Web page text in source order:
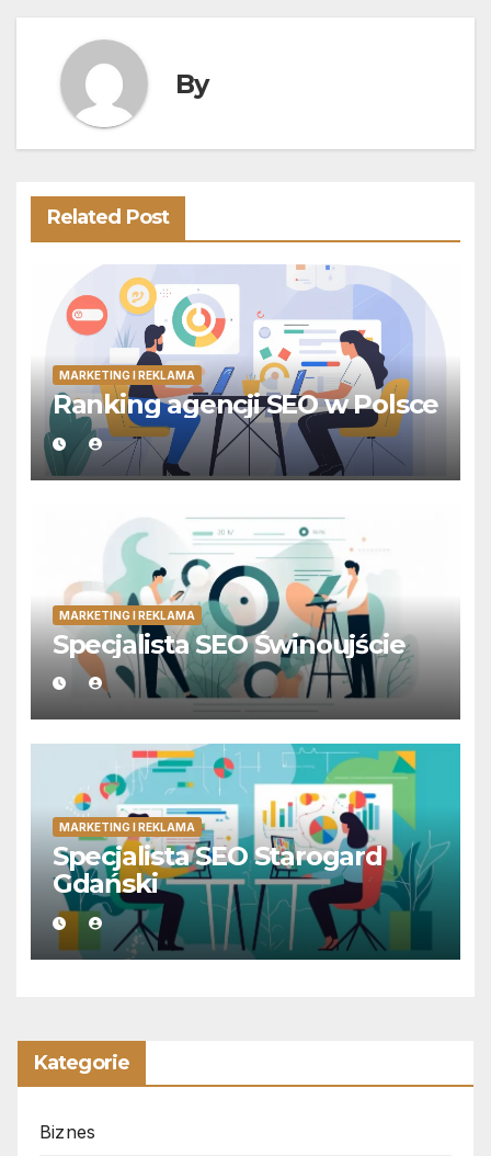
By
Related Post
MARKETING I REKLAMA
Ranking agencji SEO w Polsce
MARKETING I REKLAMA
Specjalista SEO Świnoujście
MARKETING I REKLAMA
Specjalista SEO Starogard
Gdański
Kategorie
Biznes